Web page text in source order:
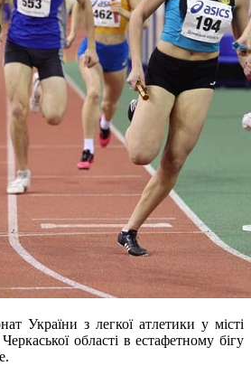
України з легкої атлетики у місті
області в естафетному бігу